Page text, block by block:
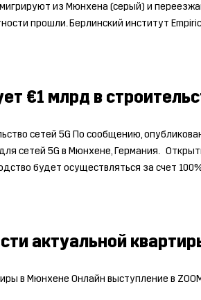
из Мюнхена (серый) и
прошли. Берлинский институт
€1 млрд в
сетей 5G По сообщению,
сетей 5G в Мюнхене, Германия.
будет осуществляться за счет
актуальной
в Мюнхене Онлайн выступление в